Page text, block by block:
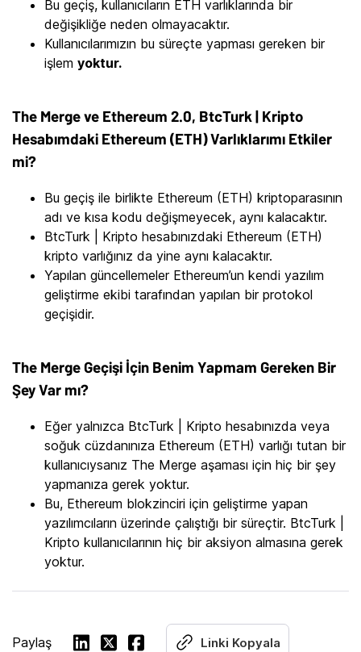
Bu geçiş, kullanıcıların ETH varlıklarında bir
değişikliğe neden olmayacaktır.
Kullanıcılarımızın bu süreçte yapması gereken bir
işlem yoktur.
The Merge ve Ethereum 2.0, BtcTurk | Kripto
Hesabımdaki Ethereum (ETH) Varlıklarımı Etkiler
mi?
Bu geçiş ile birlikte Ethereum (ETH) kriptoparasının
adı ve kısa kodu değişmeyecek, aynı kalacaktır.
BtcTurk | Kripto hesabınızdaki Ethereum (ETH)
kripto varlığınız da yine aynı kalacaktır.
Yapılan güncellemeler Ethereum’un kendi yazılım
geliştirme ekibi tarafından yapılan bir protokol
geçişidir.
The Merge Geçişi İçin Benim Yapmam Gereken Bir
Şey Var mı?
Eğer yalnızca BtcTurk | Kripto hesabınızda veya
soğuk cüzdanınıza Ethereum (ETH) varlığı tutan bir
kullanıcıysanız The Merge aşaması için hiç bir şey
yapmanıza gerek yoktur.
Bu, Ethereum blokzinciri için geliştirme yapan
yazılımcıların üzerinde çalıştığı bir süreçtir. BtcTurk |
Kripto kullanıcılarının hiç bir aksiyon almasına gerek
yoktur.
Paylaş Linki Kopyala